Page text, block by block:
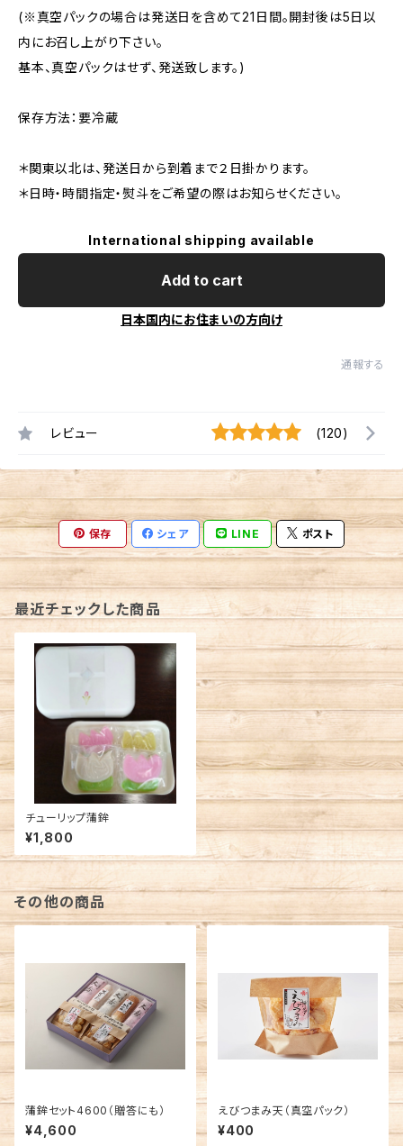
(※真空パックの場合は発送日を含めて21日間。開封後は5日以
内にお召し上がり下さい。
基本、真空パックはせず、発送致します。)
保存方法：要冷蔵
＊関東以北は、発送日から到着まで２日掛かります。
＊日時・時間指定・熨斗をご希望の際はお知らせください。
International shipping available
Add to cart
日本国内にお住まいの方向け
通報する
レビュー (120)
保存 シェア LINE ポスト
最近チェックした商品
チューリップ蒲鉾
¥1,800
その他の商品
蒲鉾セット4600（贈答にも）
¥4,600
えびつまみ天（真空パック）
¥400